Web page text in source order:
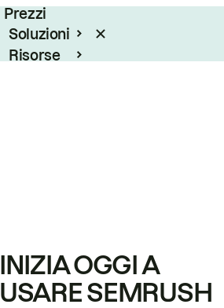
Prezzi
Soluzioni
Risorse
INIZIA OGGI A
USARE SEMRUSH